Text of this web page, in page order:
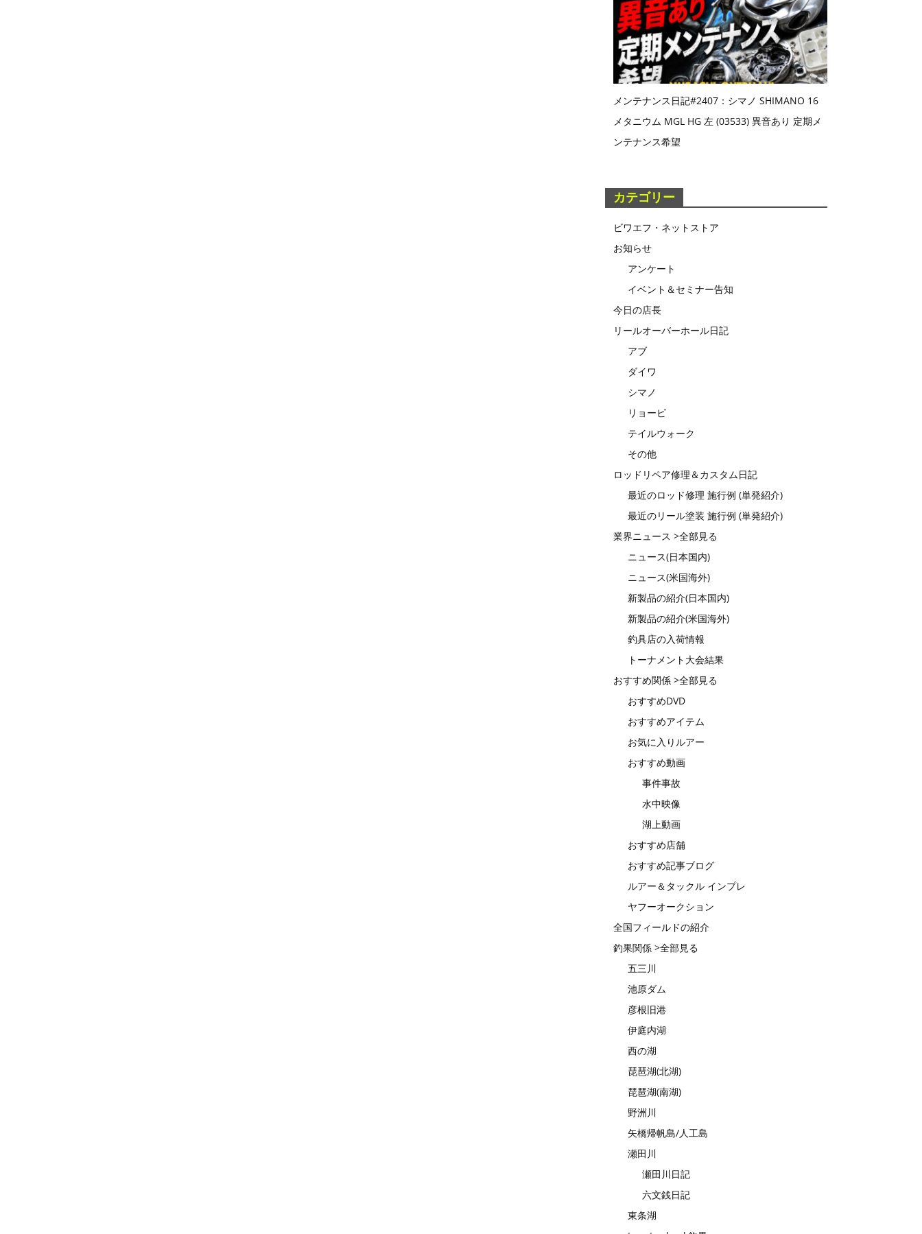
メンテナンス日記#2407：シマノ SHIMANO 16
メタニウム MGL HG 左 (03533) 異音あり 定期メ
ンテナンス希望
カテゴリー
ビワエフ・ネットストア
お知らせ
アンケート
イベント＆セミナー告知
今日の店長
リールオーバーホール日記
アブ
ダイワ
シマノ
リョービ
テイルウォーク
その他
ロッドリペア修理＆カスタム日記
最近のロッド修理 施行例 (単発紹介)
最近のリール塗装 施行例 (単発紹介)
業界ニュース >全部見る
ニュース(日本国内)
ニュース(米国海外)
新製品の紹介(日本国内)
新製品の紹介(米国海外)
釣具店の入荷情報
トーナメント大会結果
おすすめ関係 >全部見る
おすすめDVD
おすすめアイテム
お気に入りルアー
おすすめ動画
事件事故
水中映像
湖上動画
おすすめ店舗
おすすめ記事ブログ
ルアー＆タックル インプレ
ヤフーオークション
全国フィールドの紹介
釣果関係 >全部見る
五三川
池原ダム
彦根旧港
伊庭内湖
西の湖
琵琶湖(北湖)
琵琶湖(南湖)
野洲川
矢橋帰帆島/人工島
瀬田川
瀬田川日記
六文銭日記
東条湖